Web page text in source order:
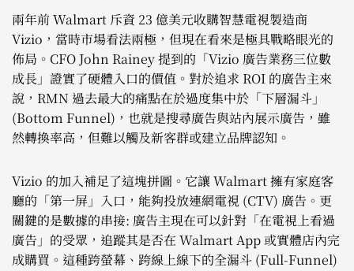
兩年前 Walmart 斥資 23 億美元收購智慧電視製造商
Vizio，當時市場看法兩極，但現在看來是極具戰略眼光的
佈局。CFO John Rainey 提到的「Vizio 廣告業務三位數
成長」證實了硬體入口的價值。對於追求 ROI 的廣告主來
說，RMN 過去最大的痛點在於過度集中於「下層漏斗」
(Bottom Funnel)，也就是搜尋廣告與站內展示廣告，雖
然轉換率高，但難以觸及新客群或建立品牌認知。
Vizio 的加入補足了這塊拼圖。它讓 Walmart 擁有家庭客
廳的「第一屏」入口，能夠投放連網電視 (CTV) 廣告。更
關鍵的是數據的串接: 廣告主現在可以針對「在電視上看過
廣告」的受眾，追蹤其是否在 Walmart App 或實體店內完
成購買。這種跨螢幕、跨線上線下的全漏斗 (Full-Funnel)